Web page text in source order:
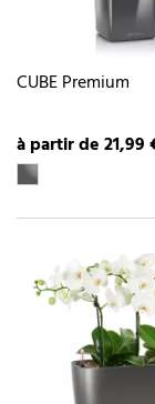
CUBE Premium
à partir de 21,99